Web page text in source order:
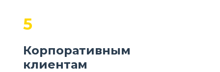
5
Корпоративным
клиентам